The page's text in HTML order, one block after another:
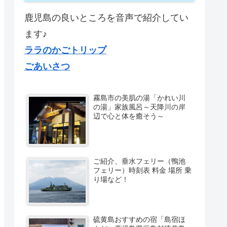
鹿児島の良いところを音声で紹介してい
ます♪
ララのかごトリップ
ごあいさつ
霧島市の美肌の湯「かれい川
の湯」家族風呂～天降川の岸
辺で心と体を癒そう～
ご紹介、垂水フェリー（鴨池
フェリー）時刻表 料金 場所 乗
り場など！
硫黄島おすすめの宿「島宿ほ